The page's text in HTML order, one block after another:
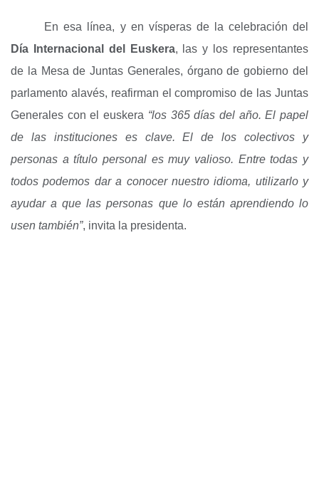
En esa línea, y en vísperas de la celebración del
Día Internacional del Euskera, las y los representantes
de la Mesa de Juntas Generales, órgano de gobierno del
parlamento alavés, reafirman el compromiso de las Juntas
Generales con el euskera “los 365 días del año. El papel
de las instituciones es clave. El de los colectivos y
personas a título personal es muy valioso. Entre todas y
todos podemos dar a conocer nuestro idioma, utilizarlo y
ayudar a que las personas que lo están aprendiendo lo
usen también”, invita la presidenta.